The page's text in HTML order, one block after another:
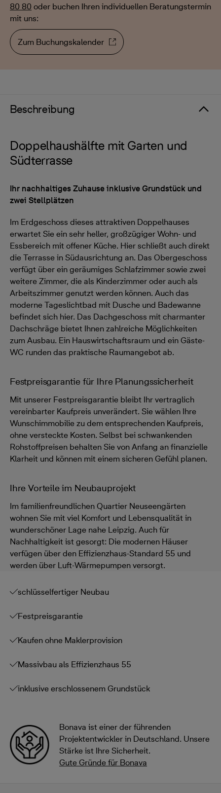
80 80 oder buchen Ihren individuellen Beratungstermin
mit uns:
Zum Buchungskalender
Beschreibung
Doppelhaushälfte mit Garten und
Südterrasse
Ihr nachhaltiges Zuhause inklusive Grundstück und
zwei Stellplätzen
Im Erdgeschoss dieses attraktiven Doppelhauses
erwartet Sie ein sehr heller, großzügiger Wohn- und
Essbereich mit offener Küche. Hier schließt auch direkt
die Terrasse in Südausrichtung an. Das Obergeschoss
verfügt über ein geräumiges Schlafzimmer sowie zwei
weitere Zimmer, die als Kinderzimmer oder auch als
Arbeitszimmer genutzt werden können. Auch das
moderne Tageslichtbad mit Dusche und Badewanne
befindet sich hier. Das Dachgeschoss mit charmanter
Dachschräge bietet Ihnen zahlreiche Möglichkeiten
zum Ausbau. Ein Hauswirtschaftsraum und ein Gäste-
WC runden das praktische Raumangebot ab.
Festpreisgarantie für Ihre Planungssicherheit
Mit unserer Festpreisgarantie bleibt Ihr vertraglich
vereinbarter Kaufpreis unverändert. Sie wählen Ihre
Wunschimmobilie zu dem entsprechenden Kaufpreis,
ohne versteckte Kosten. Selbst bei schwankenden
Rohstoffpreisen behalten Sie von Anfang an finanzielle
Klarheit und können mit einem sicheren Gefühl planen.
Ihre Vorteile im Neubauprojekt
Im familienfreundlichen Quartier Neuseengärten
wohnen Sie mit viel Komfort und Lebensqualität in
wunderschöner Lage nahe Leipzig. Auch für
Nachhaltigkeit ist gesorgt: Die modernen Häuser
verfügen über den Effizienzhaus-Standard 55 und
werden über Luft-Wärmepumpen versorgt.
schlüsselfertiger Neubau
Festpreisgarantie
Kaufen ohne Maklerprovision
Massivbau als Effizienzhaus 55
inklusive erschlossenem Grundstück
Bonava ist einer der führenden
Projektentwickler in Deutschland. Unsere
Stärke ist Ihre Sicherheit.
Gute Gründe für Bonava